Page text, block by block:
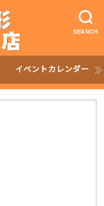
SEARCH
イベントカレンダー